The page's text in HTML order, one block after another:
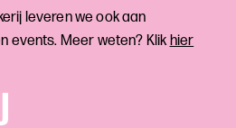
leveren we ook aan
events. Meer weten? Klikhier